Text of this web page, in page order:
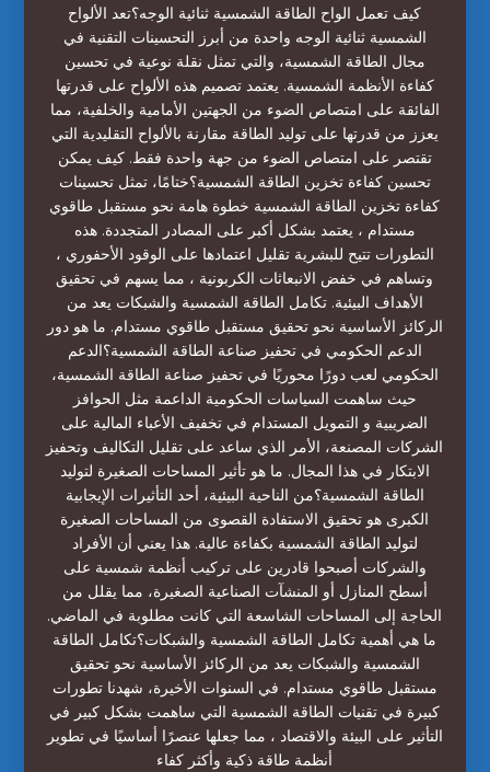
كيف تعمل الواح الطاقة الشمسية ثنائية الوجه؟تعد الألواح
الشمسية ثنائية الوجه واحدة من أبرز التحسينات التقنية في
مجال الطاقة الشمسية، والتي تمثل نقلة نوعية في تحسين
كفاءة الأنظمة الشمسية. يعتمد تصميم هذه الألواح على قدرتها
الفائقة على امتصاص الضوء من الجهتين الأمامية والخلفية، مما
يعزز من قدرتها على توليد الطاقة مقارنة بالألواح التقليدية التي
تقتصر على امتصاص الضوء من جهة واحدة فقط. كيف يمكن
تحسين كفاءة تخزين الطاقة الشمسية؟ختامًا، تمثل تحسينات
كفاءة تخزين الطاقة الشمسية خطوة هامة نحو مستقبل طاقوي
مستدام ، يعتمد بشكل أكبر على المصادر المتجددة. هذه
التطورات تتيح للبشرية تقليل اعتمادها على الوقود الأحفوري ،
وتساهم في خفض الانبعاثات الكربونية ، مما يسهم في تحقيق
الأهداف البيئية. تكامل الطاقة الشمسية والشبكات يعد من
الركائز الأساسية نحو تحقيق مستقبل طاقوي مستدام. ما هو دور
الدعم الحكومي في تحفيز صناعة الطاقة الشمسية؟الدعم
الحكومي لعب دورًا محوريًا في تحفيز صناعة الطاقة الشمسية،
حيث ساهمت السياسات الحكومية الداعمة مثل الحوافز
الضريبية و التمويل المستدام في تخفيف الأعباء المالية على
الشركات المصنعة، الأمر الذي ساعد على تقليل التكاليف وتحفيز
الابتكار في هذا المجال. ما هو تأثير المساحات الصغيرة لتوليد
الطاقة الشمسية؟من الناحية البيئية، أحد التأثيرات الإيجابية
الكبرى هو تحقيق الاستفادة القصوى من المساحات الصغيرة
لتوليد الطاقة الشمسية بكفاءة عالية. هذا يعني أن الأفراد
والشركات أصبحوا قادرين على تركيب أنظمة شمسية على
أسطح المنازل أو المنشآت الصناعية الصغيرة، مما يقلل من
الحاجة إلى المساحات الشاسعة التي كانت مطلوبة في الماضي.
ما هي أهمية تكامل الطاقة الشمسية والشبكات؟تكامل الطاقة
الشمسية والشبكات يعد من الركائز الأساسية نحو تحقيق
مستقبل طاقوي مستدام. في السنوات الأخيرة، شهدنا تطورات
كبيرة في تقنيات الطاقة الشمسية التي ساهمت بشكل كبير في
التأثير على البيئة والاقتصاد ، مما جعلها عنصرًا أساسيًا في تطوير
أنظمة طاقة ذكية وأكثر كفاء